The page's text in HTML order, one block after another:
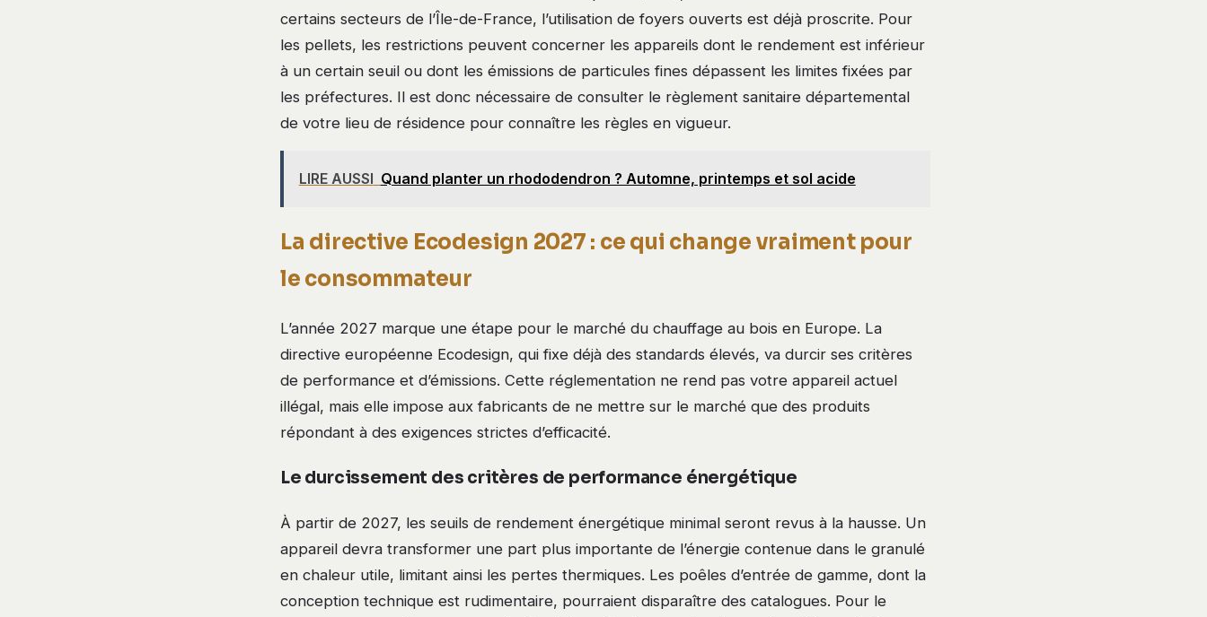
certains secteurs de l’Île-de-France, l’utilisation de foyers ouverts est déjà proscrite. Pour
les pellets, les restrictions peuvent concerner les appareils dont le rendement est inférieur
à un certain seuil ou dont les émissions de particules fines dépassent les limites fixées par
les préfectures. Il est donc nécessaire de consulter le règlement sanitaire départemental
de votre lieu de résidence pour connaître les règles en vigueur.
LIRE AUSSI Quand planter un rhododendron ? Automne, printemps et sol acide
La directive Ecodesign 2027 : ce qui change vraiment pour
le consommateur
L’année 2027 marque une étape pour le marché du chauffage au bois en Europe. La
directive européenne Ecodesign, qui fixe déjà des standards élevés, va durcir ses critères
de performance et d’émissions. Cette réglementation ne rend pas votre appareil actuel
illégal, mais elle impose aux fabricants de ne mettre sur le marché que des produits
répondant à des exigences strictes d’efficacité.
Le durcissement des critères de performance énergétique
À partir de 2027, les seuils de rendement énergétique minimal seront revus à la hausse. Un
appareil devra transformer une part plus importante de l’énergie contenue dans le granulé
en chaleur utile, limitant ainsi les pertes thermiques. Les poêles d’entrée de gamme, dont la
conception technique est rudimentaire, pourraient disparaître des catalogues. Pour le